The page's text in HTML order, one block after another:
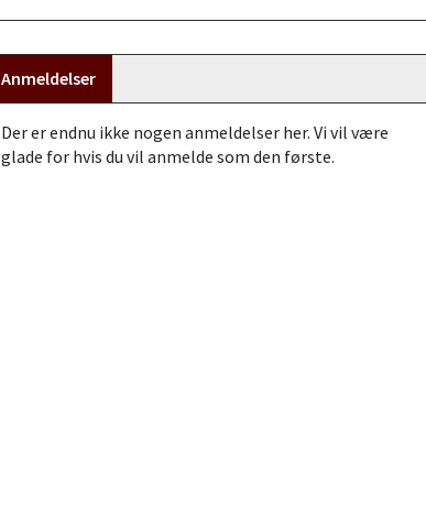
Anmeldelser
Der er endnu ikke nogen anmeldelser her. Vi vil være
glade for hvis du vil anmelde som den første.